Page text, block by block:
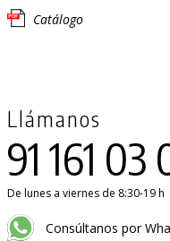
Catálogo
Llámanos
91 161 03
De lunes a viernes de 8:30-19 h
Consúltanos por